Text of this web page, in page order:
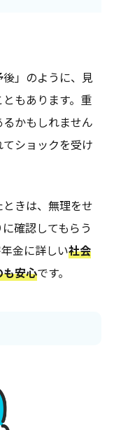
」のように、見
もあります。重
かもしれません
ショックを受け
きは、無理をせ
確認してもらう
金に詳しい社会
安心です。